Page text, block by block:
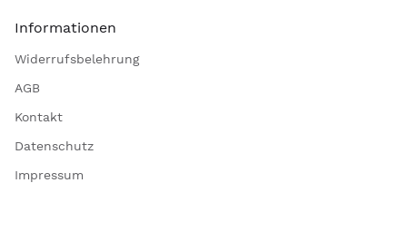
Informationen
Widerrufsbelehrung
AGB
Kontakt
Datenschutz
Impressum